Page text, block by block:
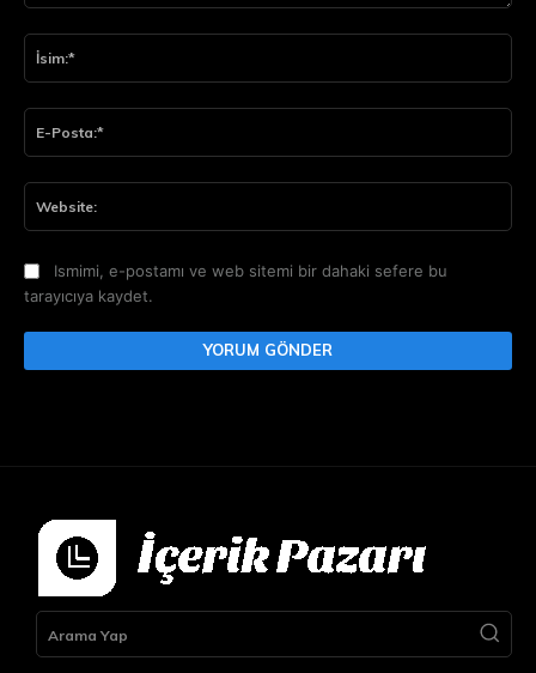
Ismimi, e-postamı ve web sitemi bir dahaki sefere bu
tarayıcıya kaydet.
Arama Yap